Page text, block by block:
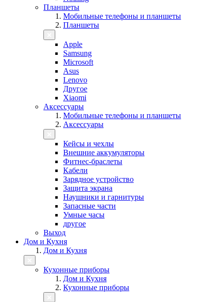
Планшеты
Мобильные телефоны и планшеты
Планшеты
Apple
Samsung
Microsoft
Asus
Lenovo
Другое
Xiaomi
Аксессуары
Мобильные телефоны и планшеты
Аксессуары
Кейсы и чехлы
Внешние аккумуляторы
Фитнес-браслеты
Кабели
Зарядное устройство
Защита экрана
Наушники и гарнитуры
Запасные части
Умные часы
другое
Выход
Дом и Кухня
Дом и Кухня
Кухонные приборы
Дом и Кухня
Кухонные приборы